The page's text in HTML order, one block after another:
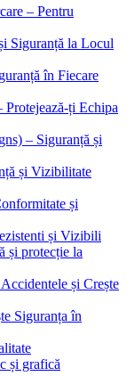
– Pentru
Siguranță la Locul
în Fiecare
Protejează-ți Echipa
– Siguranță și
și Vizibilitate
și
și Vizibili
și protecție la
și Crește
Siguranța în
și grafică